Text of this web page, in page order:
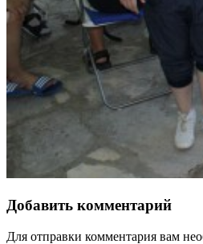
Добавить комментарий
Для отправки комментария вам